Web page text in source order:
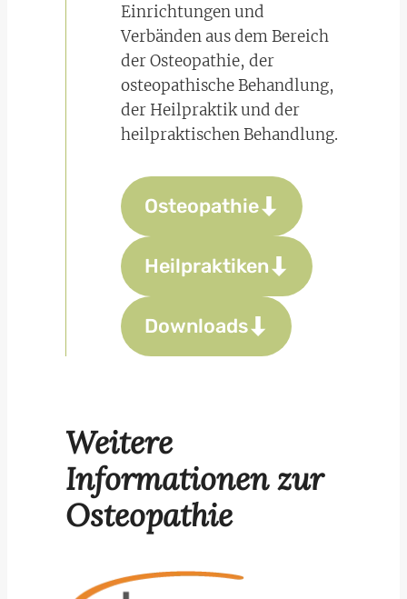
Einrichtungen und
Verbänden aus dem Bereich
der Osteopathie, der
osteopathische Behandlung,
der Heilpraktik und der
heilpraktischen Behandlung.
Osteopathie
Heilpraktiken
Downloads
Weitere
Informationen zur
Osteopathie